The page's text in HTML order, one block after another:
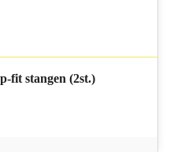
fit stangen (2st.)